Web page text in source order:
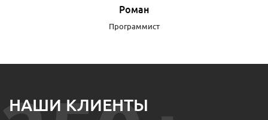
Роман
Программист
НАШИ КЛИЕНТЫ